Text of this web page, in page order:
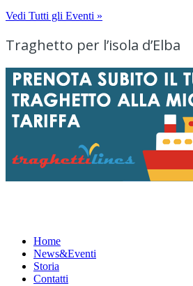
Vedi Tutti gli Eventi »
Traghetto per l’isola d’Elba
Home
News&Eventi
Storia
Contatti